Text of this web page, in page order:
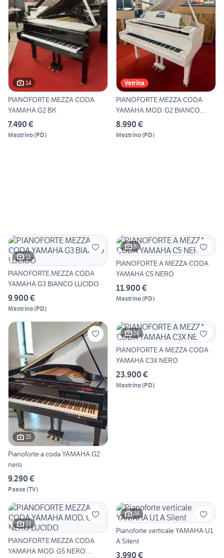
14
PIANOFORTE MEZZA CODA
YAMAHA G2 BK
7.490 €
Mestrino(PD)
Vetrina
PIANOFORTE MEZZA CODA
YAMAHA MOD. G2 BIANCO
LUCIDO
8.990 €
Mestrino(PD)
11
PIANOFORTE MEZZA CODA
YAMAHA G3 BIANCO LUCIDO
9.900 €
Mestrino(PD)
9
PIANOFORTE A MEZZA CODA
YAMAHA C5 NERO
11.900 €
Mestrino(PD)
15
Pianoforte a coda YAMAHA G2
nero
9.290 €
Paese(TV)
14
PIANOFORTE A MEZZA CODA
YAMAHA C3X NERO
23.900 €
Mestrino(PD)
13
PIANOFORTE MEZZA CODA
YAMAHA MOD. G5 NERO
14
Pianoforte verticale YAMAHA U1
A Silent
3.990 €